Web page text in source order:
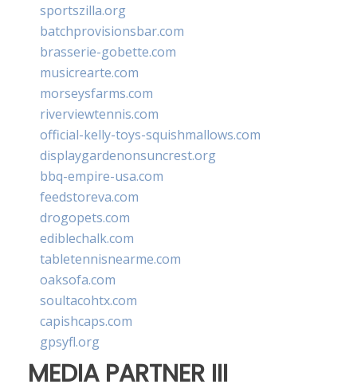
sportszilla.org
batchprovisionsbar.com
brasserie-gobette.com
musicrearte.com
morseysfarms.com
riverviewtennis.com
official-kelly-toys-squishmallows.com
displaygardenonsuncrest.org
bbq-empire-usa.com
feedstoreva.com
drogopets.com
ediblechalk.com
tabletennisnearme.com
oaksofa.com
soultacohtx.com
capishcaps.com
gpsyfl.org
MEDIA PARTNER III